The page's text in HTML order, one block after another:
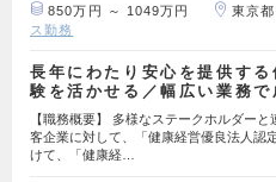
850万円 ～ 1049万円 東京都
ス勤務
長年にわたり安心を提供する
験を活かせる／幅広い業務
【職務概要】 多様なステークホルダー
客企業に対して、「健康経営優良法人認
けて、「健康経…